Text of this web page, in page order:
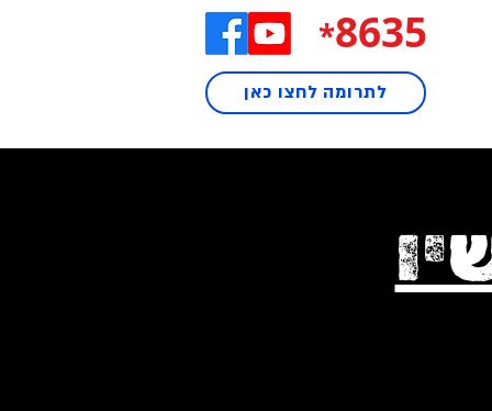
8635
*
לתרומה לחצו כאן